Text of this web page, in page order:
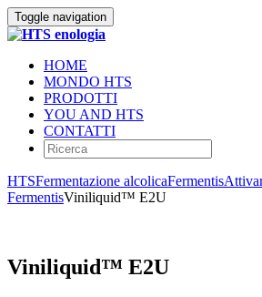
Toggle navigation
HOME
MONDO HTS
PRODOTTI
YOU AND HTS
CONTATTI
HTSFermentazione alcolicaFermentis
FermentisViniliquid™ E2U
Viniliquid™ E2U